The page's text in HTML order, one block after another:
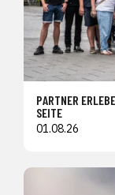
PARTNER
SEITE
01.08.26